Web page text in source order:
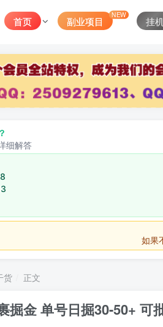
首页 副业项目
NEW
挂
细解答
如果不
货 正文
掘金 单号日掘30-50+ 可